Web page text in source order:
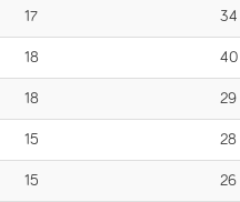
17 34
18 40
18 29
15 28
15 26